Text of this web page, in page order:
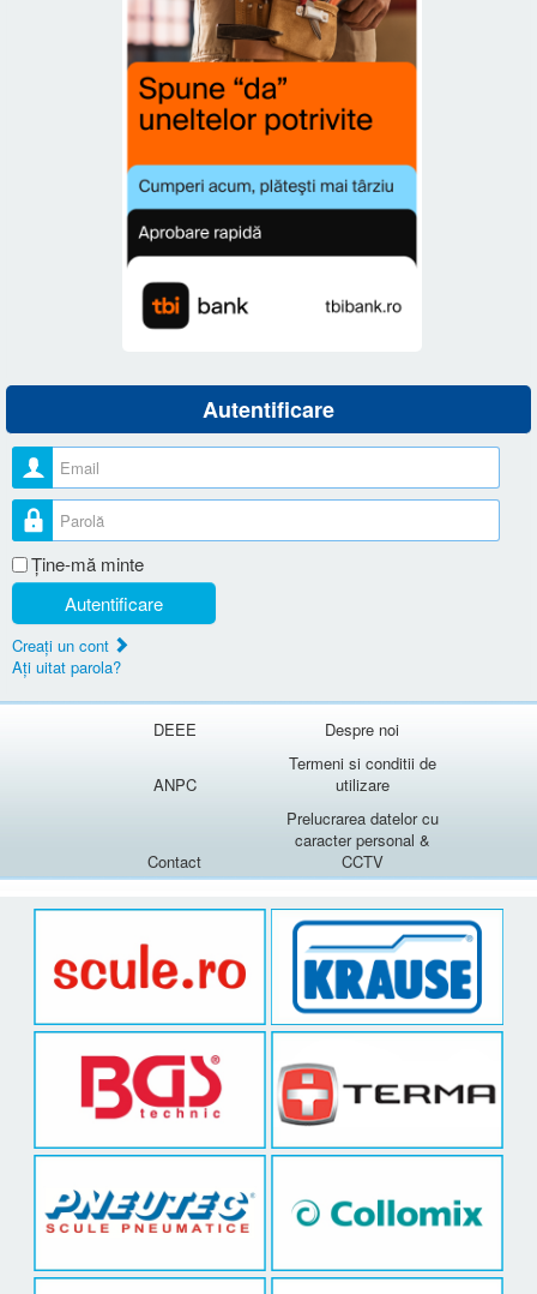
Autentificare
Nume utilizator
Parolă
Ţine-mă minte
Autentificare
Creaţi un cont
Aţi uitat parola?
DEEE Despre noi
ANPC
Termeni si conditii de
utilizare
Contact
Prelucrarea datelor cu
caracter personal &
CCTV